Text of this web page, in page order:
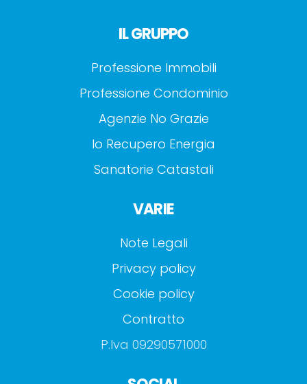
IL GRUPPO
Professione Immobili
Professione Condominio
Agenzie No Grazie
Io Recupero Energia
Sanatorie Catastali
VARIE
Note Legali
Privacy policy
Cookie policy
Contratto
P.Iva 09290571000